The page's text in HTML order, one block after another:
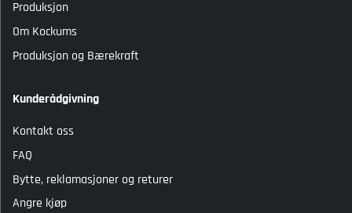
Produksjon
Om Kockums
Produksjon og Bærekraft
Kunderådgivning
Kontakt oss
FAQ
Bytte, reklamasjoner og returer
Angre kjøp